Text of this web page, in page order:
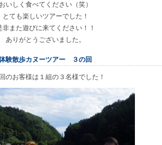
いしく食べてください（笑）
とても楽しいツアーでした！
非また遊びに来てください！！
ありがとうございました。
験散歩カヌーツアー ３の回
のお客様は１組の３名様でした！